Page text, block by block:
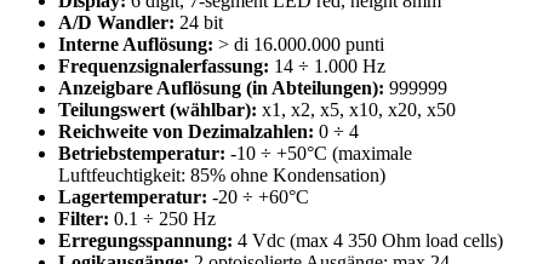
A/D Wandler: 24 bit
Interne Auflösung: > di 16.000.000 punti
Frequenzsignalerfassung: 14 ÷ 1.000 Hz
Anzeigbare Auflösung (in Abteilungen): 999999
Teilungswert (wählbar): x1, x2, x5, x10, x20, x50
Reichweite von Dezimalzahlen: 0 ÷ 4
Betriebstemperatur: -10 ÷ +50°C (maximale
Luftfeuchtigkeit: 85% ohne Kondensation)
Lagertemperatur: -20 ÷ +60°C
Filter: 0.1 ÷ 250 Hz
Erregungsspannung: 4 Vdc (max 4 350 Ohm load cells)